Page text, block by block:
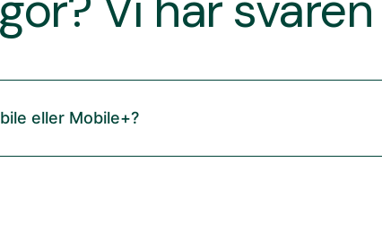
eller Mobile+?